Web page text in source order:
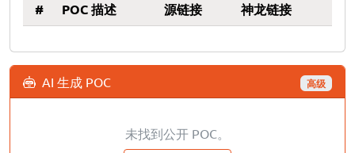
# POC 描述 源链接 神龙链接
AI 生成 POC 高级
未找到公开 POC。